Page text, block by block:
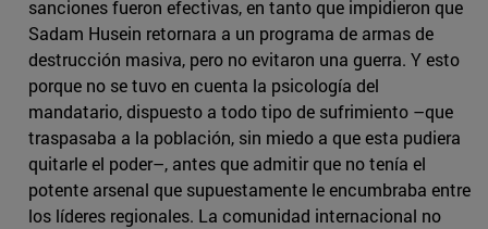
sanciones fueron efectivas, en tanto que impidieron que
Sadam Husein retornara a un programa de armas de
destrucción masiva, pero no evitaron una guerra. Y esto
porque no se tuvo en cuenta la psicología del
mandatario, dispuesto a todo tipo de sufrimiento –que
traspasaba a la población, sin miedo a que esta pudiera
quitarle el poder–, antes que admitir que no tenía el
potente arsenal que supuestamente le encumbraba entre
los líderes regionales. La comunidad internacional no